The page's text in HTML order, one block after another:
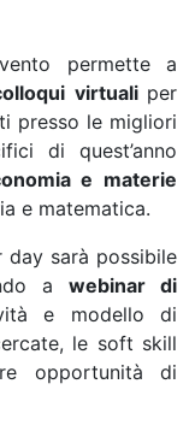
permette a
virtualiper
presso le migliori
di quest’anno
e materie
e matematica.
day sarà possibile
a webinar di
e modello di
le soft skill
opportunità di